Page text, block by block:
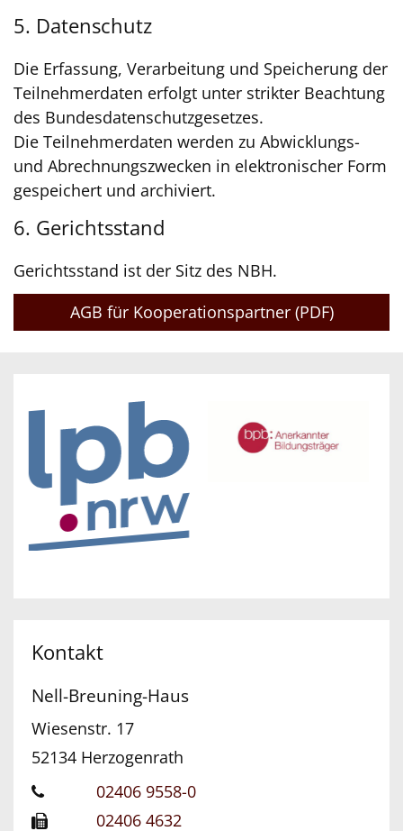
5. Datenschutz
Die Erfassung, Verarbeitung und Speicherung der
Teilnehmerdaten erfolgt unter strikter Beachtung
des Bundesdatenschutzgesetzes.
Die Teilnehmerdaten werden zu Abwicklungs-
und Abrechnungszwecken in elektronischer Form
gespeichert und archiviert.
6. Gerichtsstand
Gerichtsstand ist der Sitz des NBH.
AGB für Kooperationspartner (PDF)
Kontakt
Nell-Breuning-Haus
Wiesenstr. 17
52134 Herzogenrath
02406 9558-0
02406 4632